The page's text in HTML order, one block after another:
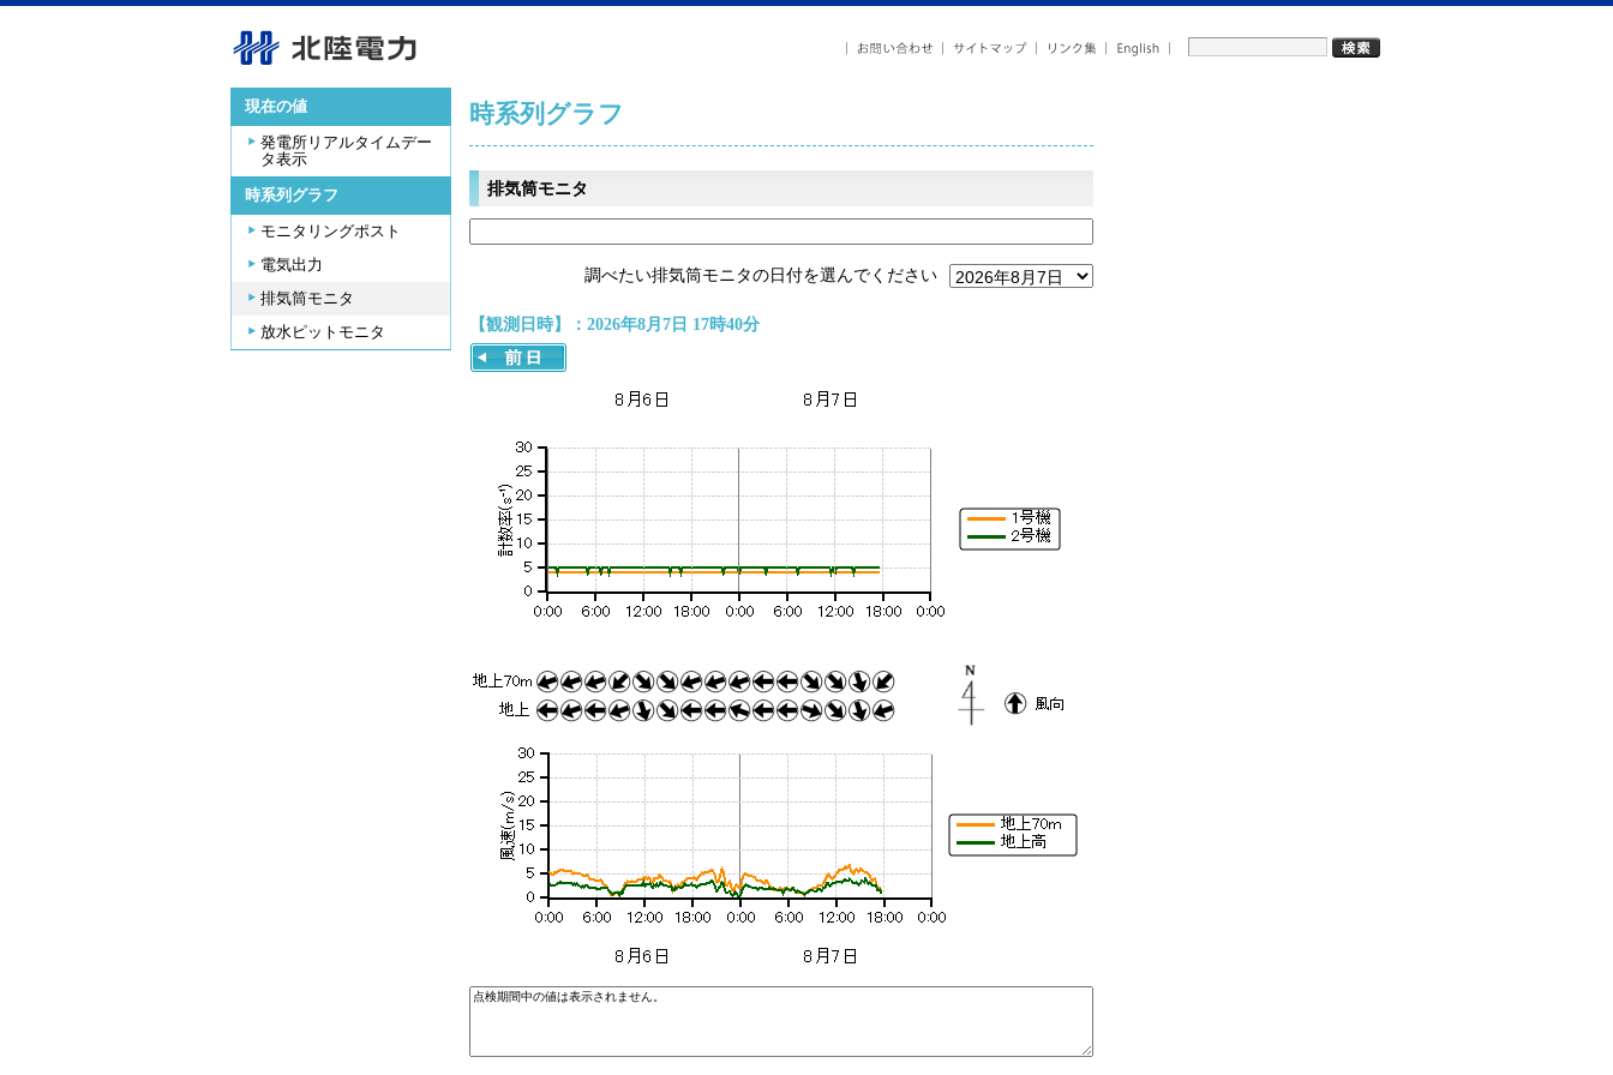
現在の値
発電所リアルタイムデー
タ表示
時系列グラフ
モニタリングポスト
電気出力
排気筒モニタ
放水ピットモニタ
時系列グラフ
排気筒モニタ
調べたい排気筒モニタの日付を選んでください
【観測日時】：2026年8月7日 17時40分